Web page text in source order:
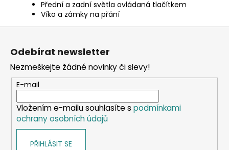
Přední a zadní světla ovládaná tlačítkem
Víko a zámky na přání
Z
Odebírat newsletter
Nezmeškejte žádné novinky či slevy!
E-mail
Vložením e-mailu souhlasíte s podmínkami
ochrany osobních údajů
PŘIHLÁSIT SE